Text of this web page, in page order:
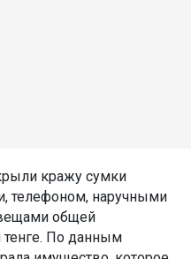
кражу сумки
телефоном, наручными
общей
По данным